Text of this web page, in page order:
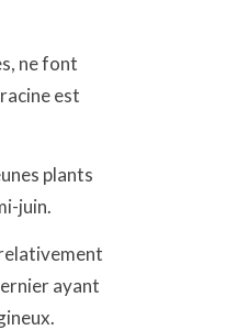
ne font
est
plants
juin.
ayant